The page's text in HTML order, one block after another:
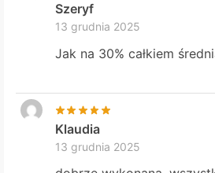
Szeryf
13 grudnia 2025
Jak na 30% całkiem
Klaudia
13 grudnia 2025